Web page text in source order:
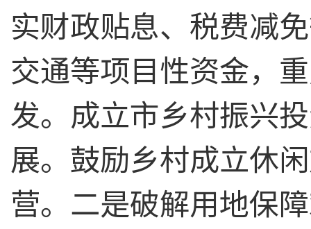
实财政贴息、税费减
交通等项目性资金，
发。成立市乡村振兴
展。鼓励乡村成立休
营。二是破解用地保